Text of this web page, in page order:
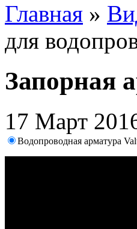
Главная »
для
Запорная
17 Март
Водопроводная арматура